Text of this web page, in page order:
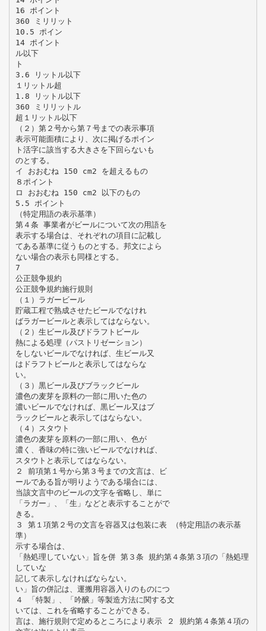
16 ポイント
360 ミリリット
10.5 ポイン
14 ポイント
ル以下
ト
3.6 リットル以下
１リットル超
1.8 リットル以下
360 ミリリットル
超１リットル以下
（２）第２号から第７号までの表示事項
表示可能面積により、次に掲げるポイン
ト活字に該当する大きさを下回らないも
のとする。
イ おおむね 150 cm2 を超えるもの
８ポイント
ロ おおむね 150 cm2 以下のもの
5.5 ポイント
（特定用語の表示基準）
第４条 事業者がビールについて次の用語を
表示する場合は、それぞれの項目に記載し
てある基準に従うものとする。邦文によら
ない場合の表示も同様とする。
7
公正競争規約
公正競争規約施行規則
（１）ラガービール
貯蔵工程で熟成させたビールでなけれ
ばラガービールと表示してはならない。
（２）生ビール及びドラフトビール
熱による処理（パストリゼーション）
をしないビールでなければ、生ビール又
はドラフトビールと表示してはならな
い。
（３）黒ビール及びブラックビール
濃色の麦芽を原料の一部に用いた色の
濃いビールでなければ、黒ビール又はブ
ラックビールと表示してはならない。
（４）スタウト
濃色の麦芽を原料の一部に用い、色が
濃く、香味の特に強いビールでなければ、
スタウトと表示してはならない。
２ 前項第１号から第３号までの文言は、ビ
ールである旨が明りようである場合には、
当該文言中のビールの文字を省略し、単に
「ラガー」、「生」などと表示することがで
きる。
３ 第１項第２号の文言を容器又は包装に表 （特定用語の表示基
準）
示する場合は、
「熱処理していない」旨を併 第３条 規約第４条第３項の「熱処理
していな
記して表示しなければならない。
い」旨の併記は、運搬用容器入りのものにつ
４ 「特製」、「吟醸」等製造方法に関する文
いては、これを省略することができる。
言は、施行規則で定めるところにより表示 ２ 規約第４条第４項の